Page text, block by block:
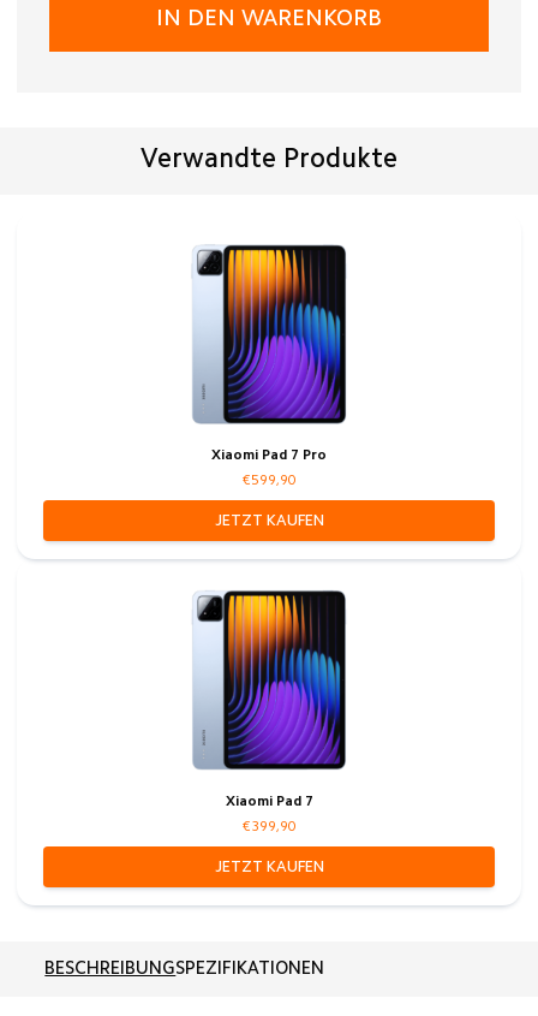
IN DEN WARENKORB
Verwandte Produkte
Xiaomi Pad 7 Pro
€599,90
JETZT KAUFEN
Xiaomi Pad 7
€399,90
JETZT KAUFEN
BESCHREIBUNGSPEZIFIKATIONEN